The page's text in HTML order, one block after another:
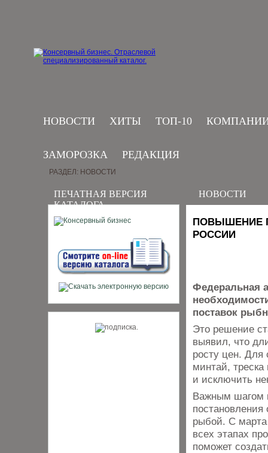
НОВОСТИ ХИТЫ ТОП-10
ЗАМОРОЗКА РЕДАКЦИЯ
ПЕЧАТНАЯ ВЕРСИЯ
КАТАЛОГА
РАЗДЕЛ: НОВОСТИ
НОВОСТИ
ПОВЫШЕНИЕ
РОССИИ
Федеральная
поставок
Это решение
выявил, что
росту цен. Для
минтай,
и исключить
Важным шагом
рыбой. С марта
всех этапах
поможет